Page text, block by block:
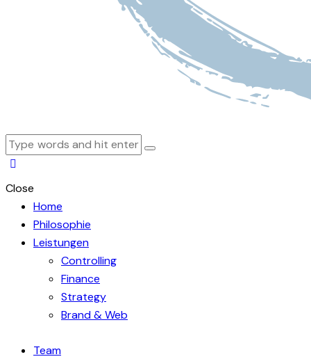
Close
Home
Philosophie
Leistungen
Controlling
Finance
Strategy
Brand & Web
Team